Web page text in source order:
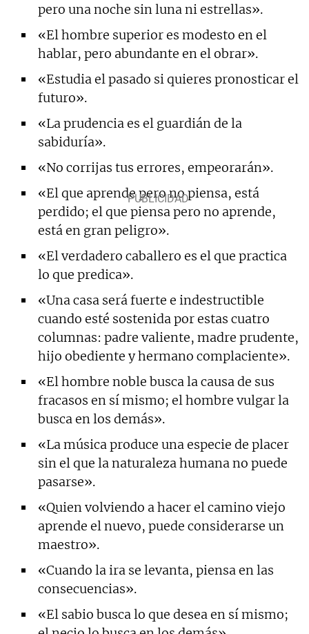
pero una noche sin luna ni estrellas».
«El hombre superior es modesto en el
hablar, pero abundante en el obrar».
«Estudia el pasado si quieres pronosticar el
futuro».
«La prudencia es el guardián de la
sabiduría».
«No corrijas tus errores, empeorarán».
«El que aprende pero no piensa, está
perdido; el que piensa pero no aprende,
está en gran peligro».
«El verdadero caballero es el que practica
lo que predica».
«Una casa será fuerte e indestructible
cuando esté sostenida por estas cuatro
columnas: padre valiente, madre prudente,
hijo obediente y hermano complaciente».
«El hombre noble busca la causa de sus
fracasos en sí mismo; el hombre vulgar la
busca en los demás».
«La música produce una especie de placer
sin el que la naturaleza humana no puede
pasarse».
«Quien volviendo a hacer el camino viejo
aprende el nuevo, puede considerarse un
maestro».
«Cuando la ira se levanta, piensa en las
consecuencias».
«El sabio busca lo que desea en sí mismo;